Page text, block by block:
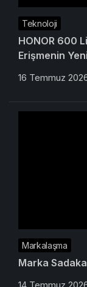
Teknoloji
HONOR 600
Erişmenin
16 Temmuz
Markalaşma
Marka